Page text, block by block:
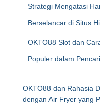
Strategi Mengatasi
Berselancar di Situs
OKTO88 Slot dan
Populer dalam
OKTO88 dan Rahasia
dengan Air Fryer yang